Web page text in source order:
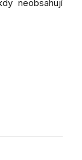
neobsahují